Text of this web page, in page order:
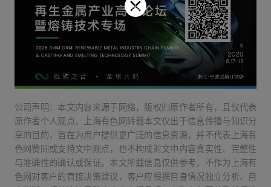
公司声明：本文内容来源于网络，版权归原作者所有，且仅代表
原作者个人观点。上海有色网转载本文仅出于信息传播与知识分
享的目的，旨在为用户提供更广泛的信息资源，并不代表上海有
色网赞同或支持文中观点，也不构成对文中内容真实性、完整性
与准确性的确认或保证。本文所载信息仅供参考，不作为上海有
色网对客户的直接决策建议，客户应根据自身情况独立分析、自